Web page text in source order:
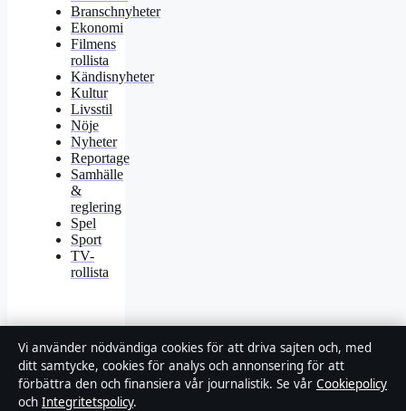
Branschnyheter
Ekonomi
Filmens
rollista
Kändisnyheter
Kultur
Livsstil
Nöje
Nyheter
Reportage
Samhälle
&
reglering
Spel
Sport
TV-
rollista
© 2026 Affärsmagasinet
Affärsmagasinet
Vi använder nödvändiga cookies för att driva sajten och, med
ditt samtycke, cookies för analys och annonsering för att
förbättra den och finansiera vår journalistik. Se vår Cookiepolicy
och Integritetspolicy.